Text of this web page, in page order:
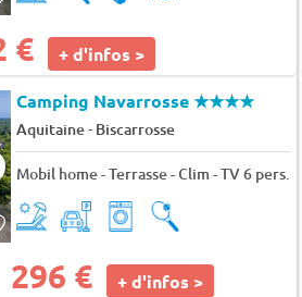
€ + d'infos >
Camping Navarrosse★★★★
Aquitaine- Biscarrosse
Mobil home - Terrasse - Clim - TV 6 pers.
296 € + d'infos >